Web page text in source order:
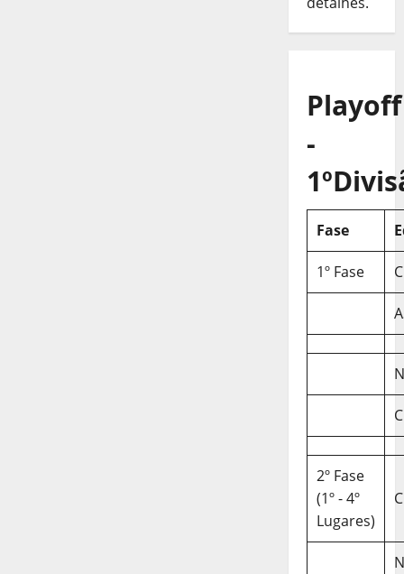
Playoff
-
Fase
1º Fase
2º Fase
(1º - 4º
Lugares)